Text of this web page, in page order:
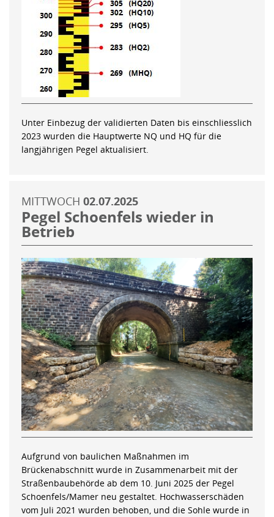
Unter Einbezug der validierten Daten bis einschliesslich
2023 wurden die Hauptwerte NQ und HQ für die
langjährigen Pegel aktualisiert.
MITTWOCH 02.07.2025
Pegel Schoenfels wieder in
Betrieb
Aufgrund von baulichen Maßnahmen im
Brückenabschnitt wurde in Zusammenarbeit mit der
Straßenbaubehörde ab dem 10. Juni 2025 der Pegel
Schoenfels/Mamer neu gestaltet. Hochwasserschäden
vom Juli 2021 wurden behoben, und die Sohle wurde in